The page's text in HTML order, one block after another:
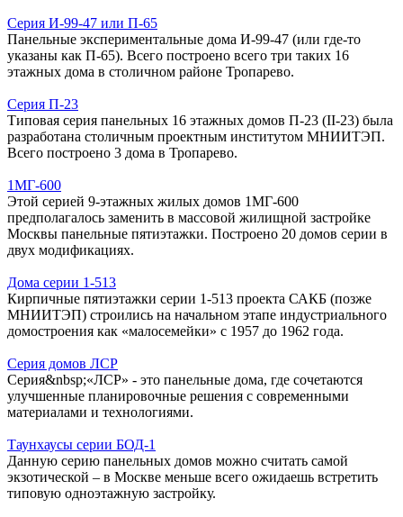
Серия И-99-47 или П-65
Панельные экспериментальные дома И-99-47 (или где-то
указаны как П-65). Всего построено всего три таких 16
этажных дома в столичном районе Тропарево.
Серия П-23
Типовая серия панельных 16 этажных домов П-23 (II-23) была
разработана столичным проектным институтом МНИИТЭП.
Всего построено 3 дома в Тропарево.
1МГ-600
Этой серией 9-этажных жилых домов 1МГ-600
предполагалось заменить в массовой жилищной застройке
Москвы панельные пятиэтажки. Построено 20 домов серии в
двух модификациях.
Дома серии 1-513
Кирпичные пятиэтажки серии 1-513 проекта САКБ (позже
МНИИТЭП) строились на начальном этапе индустриального
домостроения как «малосемейки» с 1957 до 1962 года.
Серия домов ЛСР
Серия&nbsp;«ЛСР» - это панельные дома, где сочетаются
улучшенные планировочные решения с современными
материалами и технологиями.
Таунхаусы серии БОД-1
Данную серию панельных домов можно считать самой
экзотической – в Москве меньше всего ожидаешь встретить
типовую одноэтажную застройку.